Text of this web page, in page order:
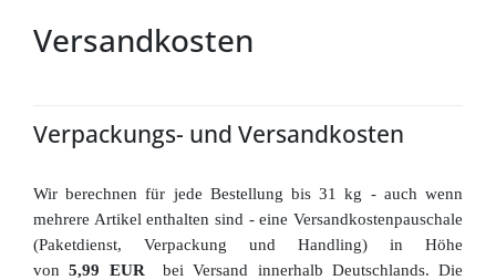
Versandkosten
Verpackungs- und Versandkosten
Wir berechnen für jede Bestellung bis 31 kg - auch wenn
mehrere Artikel enthalten sind - eine Versandkostenpauschale
(Paketdienst, Verpackung und Handling) in Höhe
von5,99 EUR bei Versand innerhalb Deutschlands. Die